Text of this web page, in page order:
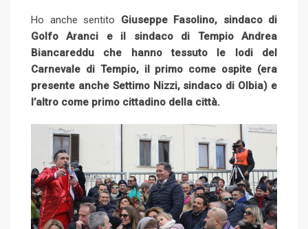
Ho anche sentito Giuseppe Fasolino, sindaco di
Golfo Aranci e il sindaco di Tempio Andrea
Biancareddu che hanno tessuto le lodi del
Carnevale di Tempio, il primo come ospite (era
presente anche Settimo Nizzi, sindaco di Olbia) e
l’altro come primo cittadino della città.